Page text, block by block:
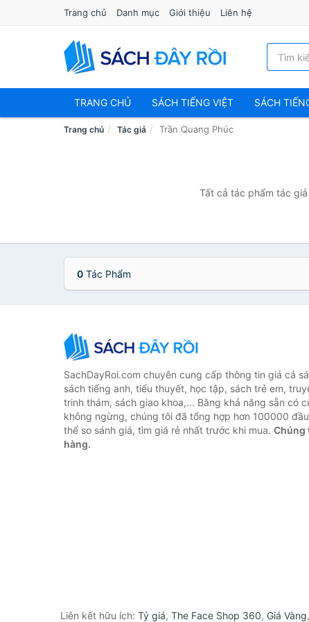
Trang chủ Danh mục Giới thiệu Liên hệ
TRANG CHỦ SÁCH TIẾNG VIỆT SÁCH
Trang chủ Tác giả Trần Quang Phúc
Tất cả tác phẩm tác
0 Tác Phẩm
SachDayRoi.com chuyên cung cấp thông tin giá cả
sách tiếng anh, tiểu thuyết, học tập, sách trẻ em,
trinh thám, sách giao khoa,... Bằng khả năng sẵn có
không ngừng, chúng tôi đã tổng hợp hơn 100000
thể so sánh giá, tìm giá rẻ nhất trước khi mua. Chúng
hàng.
Liên kết hữu ích: Tỷ giá, The Face Shop 360, Giá Vàng,